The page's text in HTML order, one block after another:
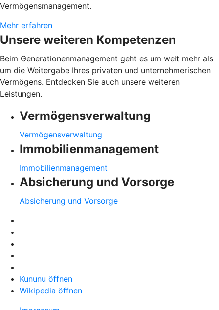
Vermögensmanagement.
Mehr erfahren
Unsere weiteren Kompetenzen
Beim Generationenmanagement geht es um weit mehr als
um die Weitergabe Ihres privaten und unternehmerischen
Vermögens. Entdecken Sie auch unsere weiteren
Leistungen.
Vermögensverwaltung
Vermögensverwaltung
Immobilienmanagement
Immobilienmanagement
Absicherung und Vorsorge
Absicherung und Vorsorge
Kununu öffnen
Wikipedia öffnen